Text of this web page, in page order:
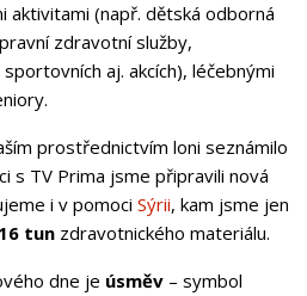
aktivitami (např. dětská odborná
zdravotní služby,
aj. akcích), léčebnými
prostřednictvím loni seznámilo
s TV Prima jsme připravili nová
i v pomoci Sýrii, kam jsme jen
16 tunzdravotnického materiálu.
dne je úsměv– symbol